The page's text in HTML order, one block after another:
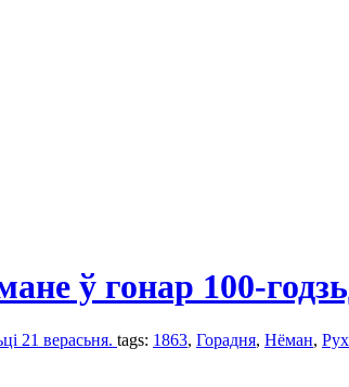
ў гонар 100-
21 верасьня. tags: 1863, Горадня, Нёман,